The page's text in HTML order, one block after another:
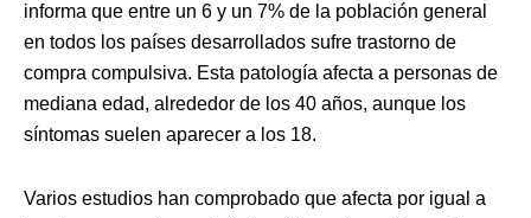
informa que entre un 6 y un 7% de la población general
en todos los países desarrollados sufre trastorno de
compra compulsiva. Esta patología afecta a personas de
mediana edad, alrededor de los 40 años, aunque los
síntomas suelen aparecer a los 18.
Varios estudios han comprobado que afecta por igual a